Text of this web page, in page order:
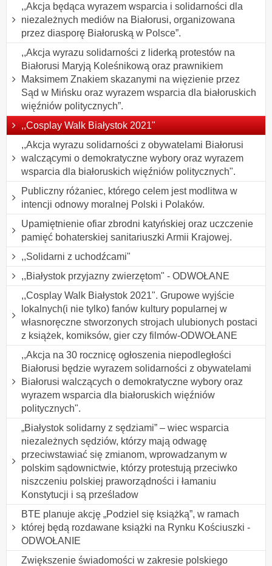
,,Akcja będąca wyrazem wsparcia i solidarności dla
niezależnych mediów na Białorusi, organizowana
przez diasporę Białoruską w Polsce”.
,,Akcja wyrazu solidarności z liderką protestów na
Białorusi Maryją Koleśnikową oraz prawnikiem
Maksimem Znakiem skazanymi na więzienie przez
Sąd w Mińsku oraz wyrazem wsparcia dla białoruskich
więźniów politycznych”.
,,Cosplay Walk Białystok 2021"
,,Akcja wyrazu solidarności z obywatelami Białorusi
walczącymi o demokratyczne wybory oraz wyrazem
wsparcia dla białoruskich więźniów politycznych".
Publiczny różaniec, którego celem jest modlitwa w
intencji odnowy moralnej Polski i Polaków.
Upamiętnienie ofiar zbrodni katyńskiej oraz uczczenie
pamięć bohaterskiej sanitariuszki Armii Krajowej.
,,Solidarni z uchodźcami"
,,Białystok przyjazny zwierzętom" - ODWOŁANE
,,Cosplay Walk Białystok 2021". Grupowe wyjście
lokalnych(i nie tylko) fanów kultury popularnej w
własnoręczne stworzonych strojach ulubionych postaci
z książek, komiksów, gier czy filmów-ODWOŁANE
,,Akcja na 30 rocznicę ogłoszenia niepodległości
Białorusi będzie wyrazem solidarności z obywatelami
Białorusi walczących o demokratyczne wybory oraz
wyrazem wsparcia dla białoruskich więźniów
politycznych".
„Białystok solidarny z sędziami” – wiec wsparcia
niezależnych sędziów, którzy mają odwagę
przeciwstawiać się zmianom, wprowadzanym w
polskim sądownictwie, którzy protestują przeciwko
niszczeniu polskiej praworządności i łamaniu
Konstytucji i są prześladow
BTE planuje akcję „Podziel się książką”, w ramach
której będą rozdawane książki na Rynku Kościuszki -
ODWOŁANIE
Zwiększenie świadomości w zakresie polskiego